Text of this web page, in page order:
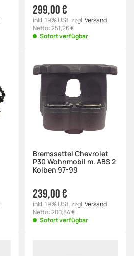
299,00 €
inkl. 19% USt. zzgl.Versand
Netto: 251,26 €
Sofort verfügbar
Bremssattel Chevrolet
P30 Wohnmobil m. ABS 2
Kolben 97-99
239,00 €
inkl. 19% USt. zzgl.Versand
Netto: 200,84 €
Sofort verfügbar